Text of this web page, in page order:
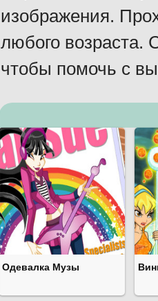
изображения.
любого возраста.
чтобы помочь с
Одевалка Музы